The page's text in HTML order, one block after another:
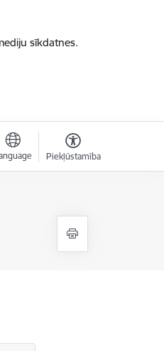
sīkdatnes.
Piekļūstamība